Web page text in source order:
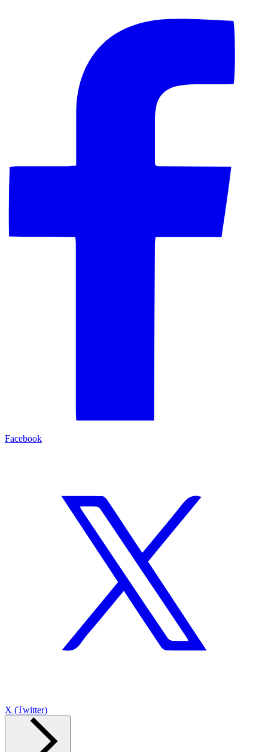
Facebook
X (Twitter)